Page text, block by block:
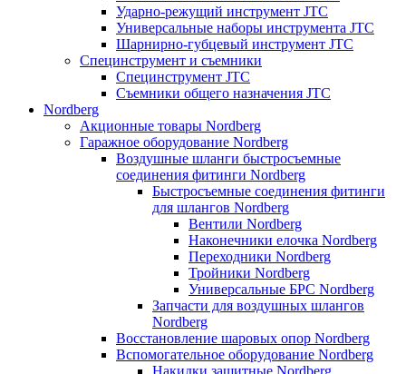
Ударно-режущий инструмент JTC
Универсальные наборы инструмента JTC
Шарнирно-губцевый инструмент JTC
Специнструмент и съемники
Специнструмент JTC
Съемники общего назначения JTC
Nordberg
Акционные товары Nordberg
Гаражное оборудование Nordberg
Воздушные шланги быстросъемные
соединения фитинги Nordberg
Быстросъемные соединения фитинги
для шлангов Nordberg
Вентили Nordberg
Наконечники елочка Nordberg
Переходники Nordberg
Тройники Nordberg
Универсальные БРС Nordberg
Запчасти для воздушных шлангов
Nordberg
Восстановление шаровых опор Nordberg
Вспомогательное оборудование Nordberg
Накидки защитные Nordberg